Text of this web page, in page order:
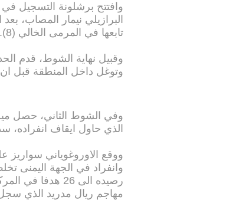
وافتتح برشلونة التسجيل
البرازيلي نيمار المصاب،
تابعها في المرمى الخالي (8).
وقبيل نهاية الشوط، قدم
وتوغل داخل المنطقة قبل ان
وفي الشوط الثاني، حصل
الذي حاول ايقاف انفراده،
ووقع الاوروغوياني
رصيده الى 26
مهاجم ريال مدريد الذي